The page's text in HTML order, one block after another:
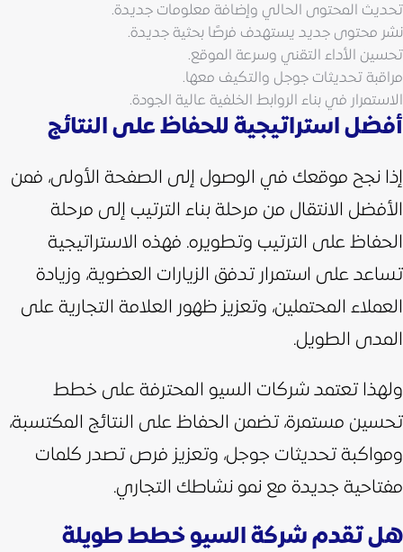
تحديث المحتوى الحالي وإضافة معلومات جديدة.
نشر محتوى جديد يستهدف فرصًا بحثية جديدة.
تحسين الأداء التقني وسرعة الموقع.
مراقبة تحديثات جوجل والتكيف معها.
الاستمرار في بناء الروابط الخلفية عالية الجودة.
أفضل استراتيجية للحفاظ على النتائج
إذا نجح موقعك في الوصول إلى الصفحة الأولى، فمن
الأفضل الانتقال من مرحلة بناء الترتيب إلى مرحلة
الحفاظ على الترتيب وتطويره. فهذه الاستراتيجية
تساعد على استمرار تدفق الزيارات العضوية، وزيادة
العملاء المحتملين، وتعزيز ظهور العلامة التجارية على
المدى الطويل.
ولهذا تعتمد شركات السيو المحترفة على خطط
تحسين مستمرة، تضمن الحفاظ على النتائج المكتسبة،
ومواكبة تحديثات جوجل، وتعزيز فرص تصدر كلمات
مفتاحية جديدة مع نمو نشاطك التجاري.
هل تقدم شركة السيو خطط طويلة